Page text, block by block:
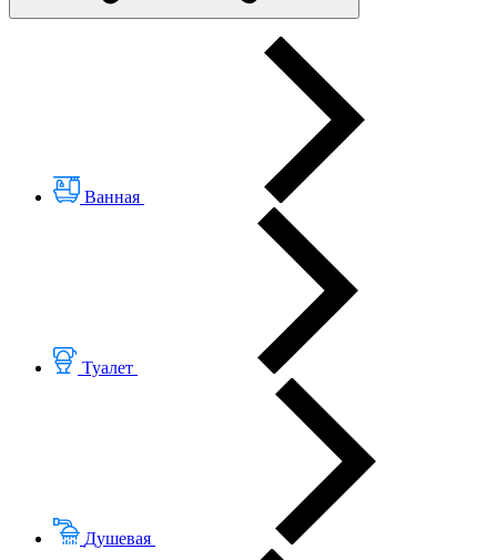
Ванная
Туалет
Душевая